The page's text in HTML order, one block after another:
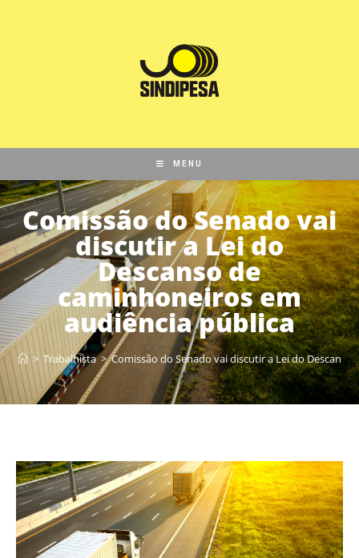
MENU
Comissão do Senado vai
discutir a Lei do
Descanso de
caminhoneiros em
audiência pública
> Trabalhista > Comissão do Senado vai discutir a Lei do